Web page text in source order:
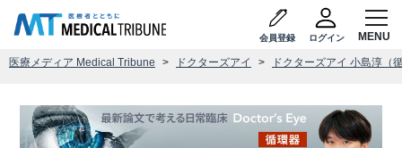
会員登録 ログイン
医療メディア Medical Tribune ドクターズアイ ドクターズアイ 小島淳（